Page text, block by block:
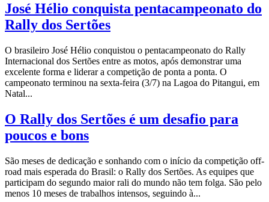
José Hélio conquista pentacampeonato do
Rally dos Sertões
O brasileiro José Hélio conquistou o pentacampeonato do Rally
Internacional dos Sertões entre as motos, após demonstrar uma
excelente forma e liderar a competição de ponta a ponta. O
campeonato terminou na sexta-feira (3/7) na Lagoa do Pitangui, em
Natal...
O Rally dos Sertões é um desafio para
poucos e bons
São meses de dedicação e sonhando com o início da competição off-
road mais esperada do Brasil: o Rally dos Sertões. As equipes que
participam do segundo maior rali do mundo não tem folga. São pelo
menos 10 meses de trabalhos intensos, seguindo à...